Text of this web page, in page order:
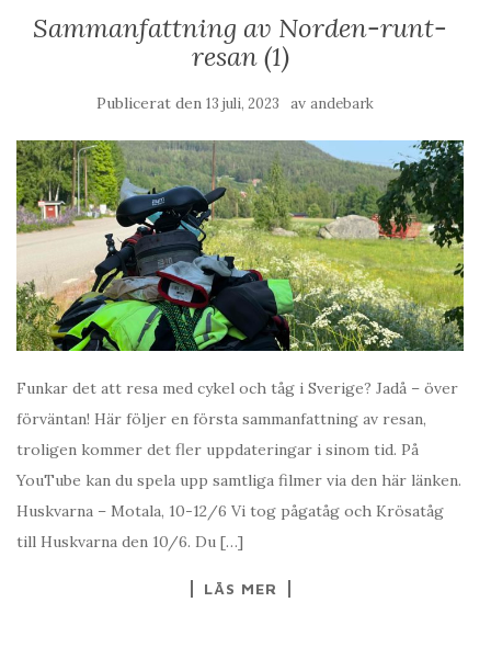
Sammanfattning av Norden-runt-
resan (1)
Publicerat den 13 juli, 2023 av andebark
Funkar det att resa med cykel och tåg i Sverige? Jadå – över
förväntan! Här följer en första sammanfattning av resan,
troligen kommer det fler uppdateringar i sinom tid. På
YouTube kan du spela upp samtliga filmer via den här länken.
Huskvarna – Motala, 10-12/6 Vi tog pågatåg och Krösatåg
till Huskvarna den 10/6. Du […]
LÄS MER